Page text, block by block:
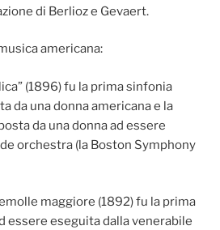
di Berlioz e Gevaert.
americana:
(1896) fu la prima sinfonia
da una donna americana e la
da una donna ad essere
orchestra (la Boston Symphony
maggiore (1892) fu la prima
essere eseguita dalla venerabile